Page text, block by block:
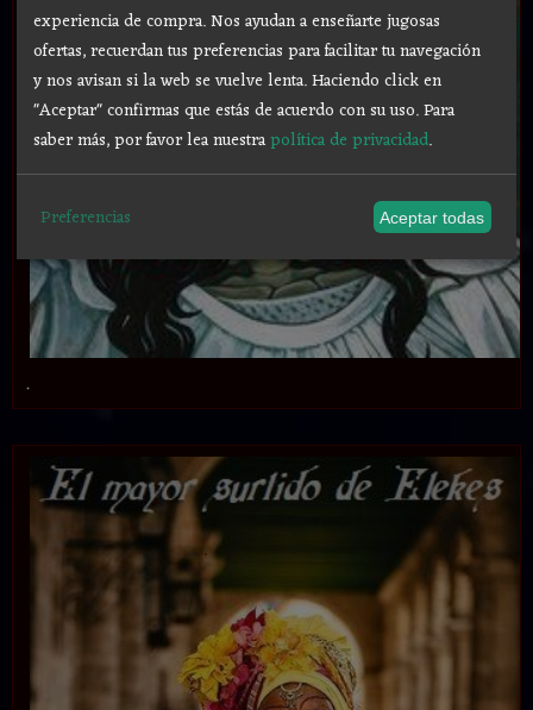
.
experiencia de compra. Nos ayudan a enseñarte jugosas
ofertas, recuerdan tus preferencias para facilitar tu navegación
y nos avisan si la web se vuelve lenta. Haciendo click en
"Aceptar" confirmas que estás de acuerdo con su uso.Para
saber más, por favor lea nuestrapolítica de privacidad.
Preferencias Aceptar todas